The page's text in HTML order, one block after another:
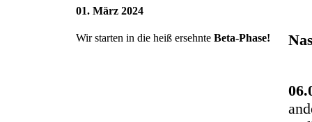
01. März 2024
Wir starten in die heiß ersehnte Beta-Phase!